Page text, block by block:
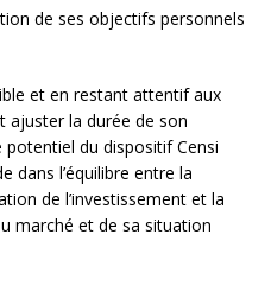
de ses objectifs personnels
et en restant attentif aux
ajuster la durée de son
du dispositif Censi
dans l’équilibre entre la
de l’investissement et la
marché et de sa situation